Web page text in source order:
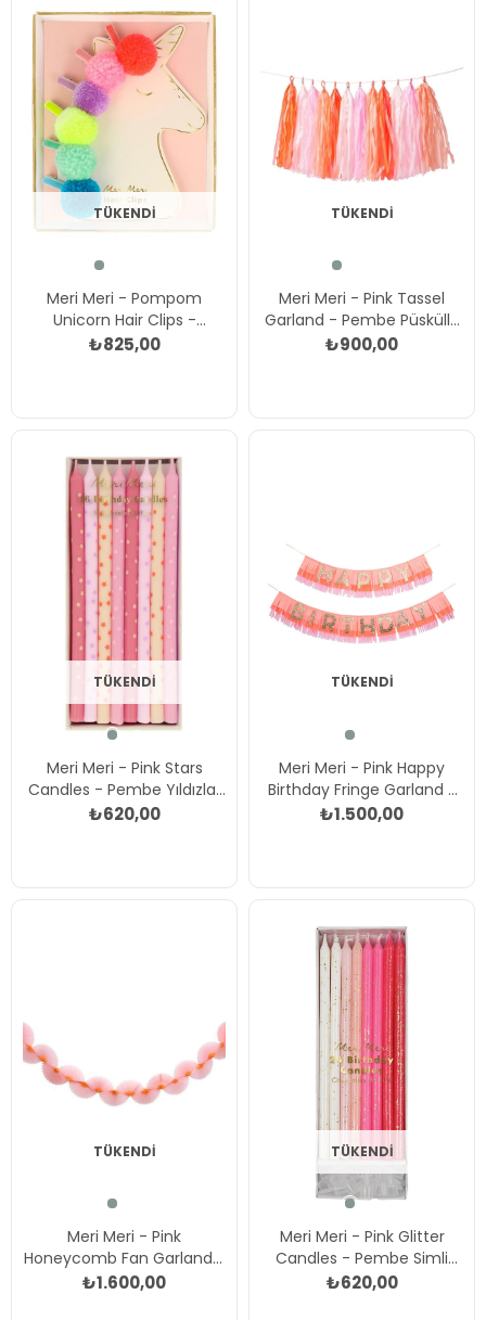
TÜKENDI
Meri Meri - Pompom
Unicorn Hair Clips -
Unicornlu Ponpon Toka
₺825,00
TÜKENDI
Meri Meri - Pink Tassel
Garland - Pembe Püsküllü
Asılan Süs Çok Renkli
₺900,00
TÜKENDI
Meri Meri - Pink Stars
Candles - Pembe Yıldızlar
Mumlar (x16) Çok Renkli
₺620,00
TÜKENDI
Meri Meri - Pink Happy
Birthday Fringe Garland -
Happy Birthday Pembe
₺1.500,00
TÜKENDI
Meri Meri - Pink
Honeycomb Fan Garland -
Pembe Petekli Yelpaze
₺1.600,00
TÜKENDI
Meri Meri - Pink Glitter
Candles - Pembe Simli
Mumlar Çok Renkli
₺620,00